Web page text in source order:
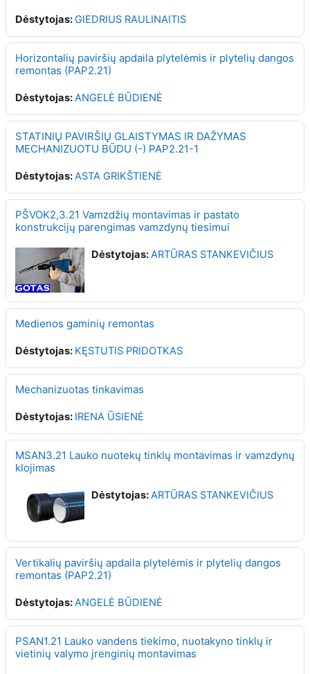
Dėstytojas:GIEDRIUS RAULINAITIS
Horizontalių paviršių apdaila plytelėmis ir plytelių dangos
remontas (PAP2.21)
Dėstytojas:ANGELĖ BŪDIENĖ
STATINIŲ PAVIRŠIŲ GLAISTYMAS IR DAŽYMAS
MECHANIZUOTU BŪDU (-) PAP2.21-1
Dėstytojas:ASTA GRIKŠTIENĖ
PŠVOK2,3.21 Vamzdžių montavimas ir pastato
konstrukcijų parengimas vamzdynų tiesimui
Dėstytojas:ARTŪRAS STANKEVIČIUS
Medienos gaminių remontas
Dėstytojas: KĘSTUTIS PRIDOTKAS
Mechanizuotas tinkavimas
Dėstytojas: IRENA ŪSIENĖ
MSAN3.21 Lauko nuotekų tinklų montavimas ir vamzdynų
klojimas
Dėstytojas:ARTŪRAS STANKEVIČIUS
Vertikalių paviršių apdaila plytelėmis ir plytelių dangos
remontas (PAP2.21)
Dėstytojas:ANGELĖ BŪDIENĖ
PSAN1.21 Lauko vandens tiekimo, nuotakyno tinklų ir
vietinių valymo įrenginių montavimas